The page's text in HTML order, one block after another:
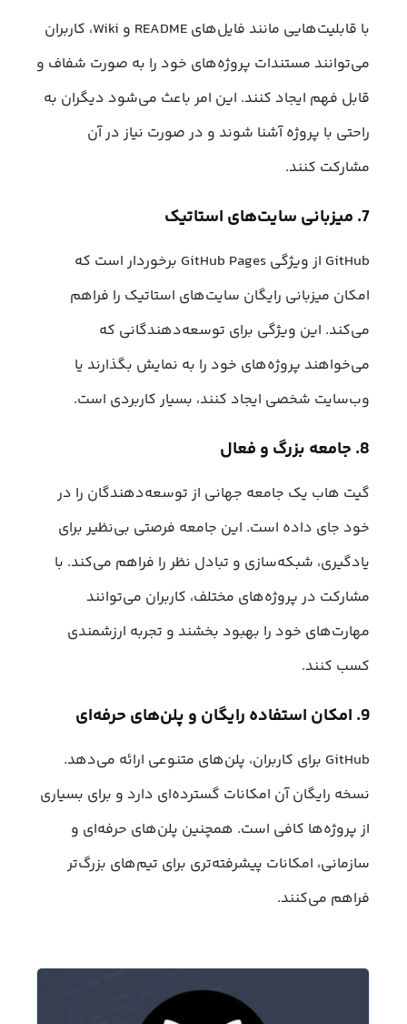
با قابلیت‌هایی مانند فایل‌های README و Wiki، کاربران
می‌توانند مستندات پروژه‌های خود را به صورت شفاف و
قابل فهم ایجاد کنند. این امر باعث می‌شود دیگران به
راحتی با پروژه آشنا شوند و در صورت نیاز در آن
مشارکت کنند.
7. میزبانی سایت‌های استاتیک
GitHub از ویژگی GitHub Pages برخوردار است که
امکان میزبانی رایگان سایت‌های استاتیک را فراهم
می‌کند. این ویژگی برای توسعه‌دهندگانی که
می‌خواهند پروژه‌های خود را به نمایش بگذارند یا
وب‌سایت شخصی ایجاد کنند، بسیار کاربردی است.
8. جامعه بزرگ و فعال
گیت هاب یک جامعه جهانی از توسعه‌دهندگان را در
خود جای داده است. این جامعه فرصتی بی‌نظیر برای
یادگیری، شبکه‌سازی و تبادل نظر را فراهم می‌کند. با
مشارکت در پروژه‌های مختلف، کاربران می‌توانند
مهارت‌های خود را بهبود بخشند و تجربه ارزشمندی
کسب کنند.
9. امکان استفاده رایگان و پلن‌های حرفه‌ای
GitHub برای کاربران، پلن‌های متنوعی ارائه می‌دهد.
نسخه رایگان آن امکانات گسترده‌ای دارد و برای بسیاری
از پروژه‌ها کافی است. همچنین پلن‌های حرفه‌ای و
سازمانی، امکانات پیشرفته‌تری برای تیم‌های بزرگ‌تر
فراهم می‌کنند.